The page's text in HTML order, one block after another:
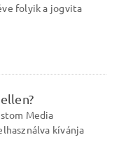
folyik a jogvita
Media
kívánja